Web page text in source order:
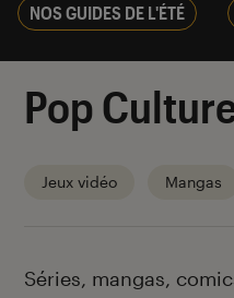
NOS GUIDES DE L'ÉTÉ
Pop
Jeux vidéo Mangas
Introduction
Séries, mangas,